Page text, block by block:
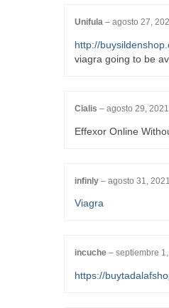
Unifula – agosto 27,
http://
viagra going to be
Cialis – agosto 29, 2021
Effexor Online
infinly – agosto 31, 2021
Viagra
incuche – septiembre 1,
https://